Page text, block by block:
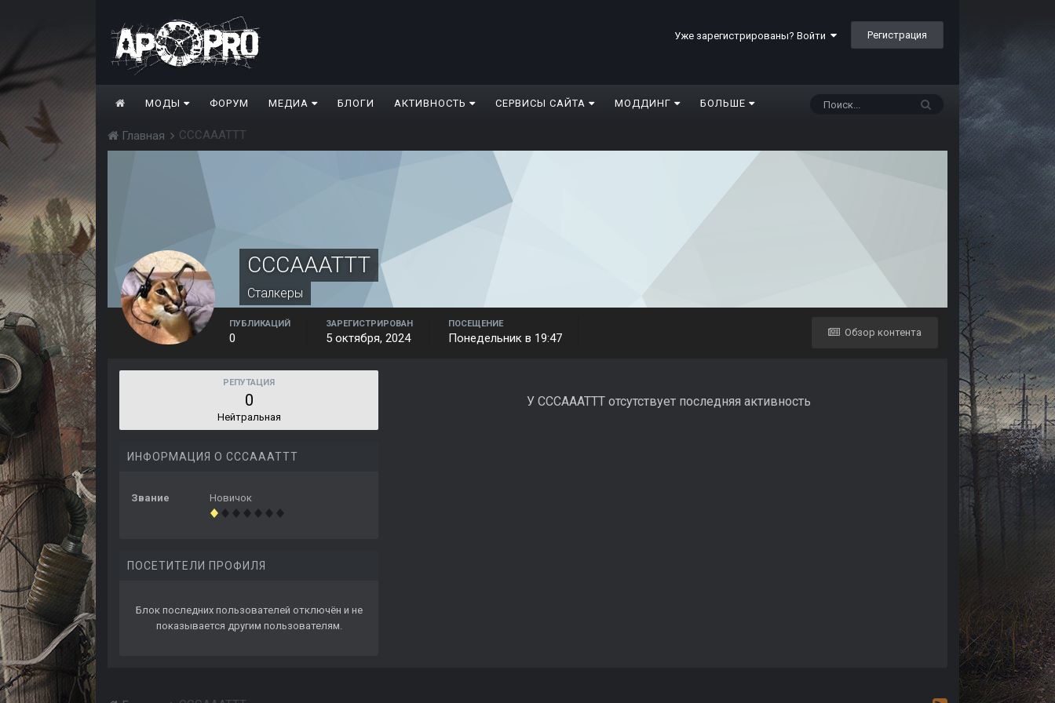
Уже зарегистрированы? Войти Регистрация
МОДЫ ФОРУМ МЕДИА БЛОГИ АКТИВНОСТЬ СЕРВИСЫ САЙТА МОДДИНГ БОЛЬШЕ
Главная CCCAAATTT
CCCAAATTT
Сталкеры
Обзор контента
ПУБЛИКАЦИЙ
0
ЗАРЕГИСТРИРОВАН
5 октября, 2024
ПОСЕЩЕНИЕ
Понедельник в 19:47
РЕПУТАЦИЯ
0
Нейтральная
ИНФОРМАЦИЯ О CCCAAATTT
Звание Новичок
ПОСЕТИТЕЛИ ПРОФИЛЯ
Блок последних пользователей отключён и не
показывается другим пользователям.
У CCCAAATTT отсутствует последняя активность